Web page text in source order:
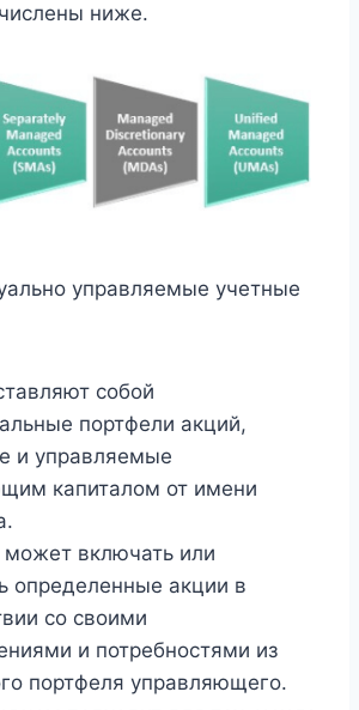
ниже.
управляемые учетные
собой
портфели акций,
и управляемые
капиталом от имени
может включать или
определенные акции в
со своими
и потребностями из
портфеля управляющего.